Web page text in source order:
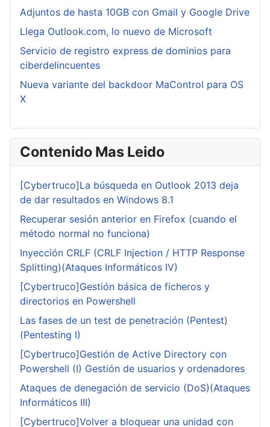
Adjuntos de hasta 10GB con Gmail y Google Drive
Llega Outlook.com, lo nuevo de Microsoft
Servicio de registro express de dominios para
ciberdelincuentes
Nueva variante del backdoor MaControl para OS
X
Contenido Mas Leido
[Cybertruco]La búsqueda en Outlook 2013 deja
de dar resultados en Windows 8.1
Recuperar sesión anterior en Firefox (cuando el
método normal no funciona)
Inyección CRLF (CRLF Injection / HTTP Response
Splitting)(Ataques Informáticos IV)
[Cybertruco]Gestión básica de ficheros y
directorios en Powershell
Las fases de un test de penetración (Pentest)
(Pentesting I)
[Cybertruco]Gestión de Active Directory con
Powershell (I) Gestión de usuarios y ordenadores
Ataques de denegación de servicio (DoS)(Ataques
Informáticos III)
[Cybertruco]Volver a bloquear una unidad con